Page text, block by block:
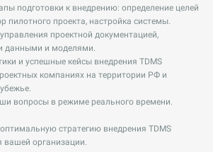
подготовки к внедрению: определение целей
пилотного проекта, настройка системы.
проектной документацией,
данными и моделями.
и успешные кейсы внедрения TDMS
компаниях на территории РФ и
вопросы в режиме реального времени.
стратегию внедрения TDMS
вашей организации.